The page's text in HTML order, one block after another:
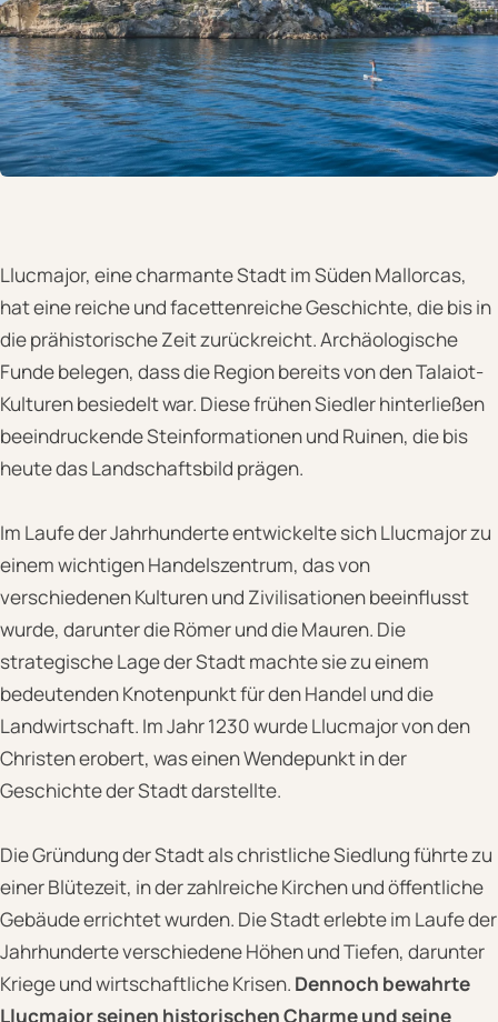
Llucmajor, eine charmante Stadt im Süden Mallorcas,
hat eine reiche und facettenreiche Geschichte, die bis in
die prähistorische Zeit zurückreicht. Archäologische
Funde belegen, dass die Region bereits von den Talaiot-
Kulturen besiedelt war. Diese frühen Siedler hinterließen
beeindruckende Steinformationen und Ruinen, die bis
heute das Landschaftsbild prägen.
Im Laufe der Jahrhunderte entwickelte sich Llucmajor zu
einem wichtigen Handelszentrum, das von
verschiedenen Kulturen und Zivilisationen beeinflusst
wurde, darunter die Römer und die Mauren. Die
strategische Lage der Stadt machte sie zu einem
bedeutenden Knotenpunkt für den Handel und die
Landwirtschaft. Im Jahr 1230 wurde Llucmajor von den
Christen erobert, was einen Wendepunkt in der
Geschichte der Stadt darstellte.
Die Gründung der Stadt als christliche Siedlung führte zu
einer Blütezeit, in der zahlreiche Kirchen und öffentliche
Gebäude errichtet wurden. Die Stadt erlebte im Laufe der
Jahrhunderte verschiedene Höhen und Tiefen, darunter
Kriege und wirtschaftliche Krisen. Dennoch bewahrte
Llucmajor seinen historischen Charme und seine